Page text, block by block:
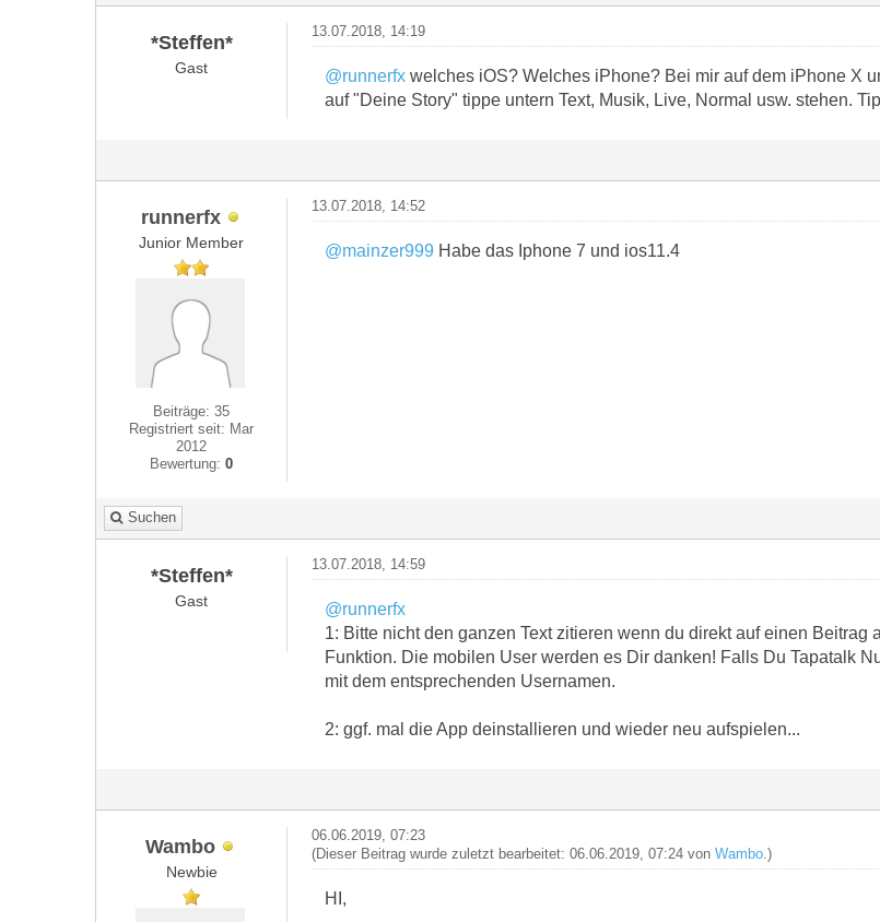
*Steffen*
Gast
13.07.2018, 14:19
@runnerfxwelches iOS? Welches iPhone? Bei mir auf dem iPhone X
auf "Deine Story" tippe untern Text, Musik, Live, Normal usw. stehen.
runnerfx
Junior Member
Beiträge: 35
Registriert seit: Mar
2012
Bewertung:0
13.07.2018, 14:52
@mainzer999 Habe das Iphone 7 und ios11.4
Suchen
*Steffen*
Gast
13.07.2018, 14:59
@runnerfx
1: Bitte nicht den ganzen Text zitieren wenn du direkt auf einen Beitrag
Funktion. Die mobilen User werden es Dir danken! Falls Du Tapatalk
mit dem entsprechenden Usernamen.
2: ggf. mal die App deinstallieren und wieder neu aufspielen...
Wambo
Newbie
06.06.2019, 07:23
(Dieser Beitrag wurde zuletzt bearbeitet: 06.06.2019, 07:24 von Wambo.)
HI,